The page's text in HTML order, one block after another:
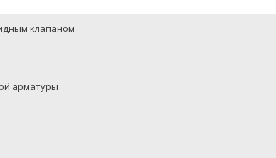
клапаном
арматуры